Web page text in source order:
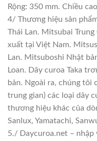
Rộng: 350 mm. Chiều
4/ Thương hiệu sản
Thái Lan. Mitsubai
xuất tại Việt Nam.
Lan. Mitsuboshi Nhật
Loan. Dây curoa Taka
bản. Ngoài ra, chúng tôi
trung gian) các loại dây
thương hiệu khác của
Sanlux, Yamatachi,
5./ Daycuroa.net –